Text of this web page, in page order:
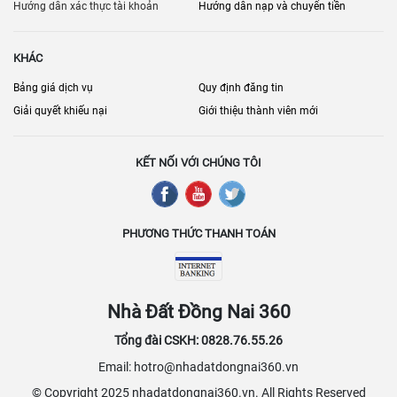
phát triển mạnh mẽ với sự xuất hiện của nhiều dự án mới, mang lại
cao chất lượng và cập nhật các tiện ích mới để đáp ứng tốt hơn các
được xem là điểm đến hấp dẫn cho các hoạt động sản xuất và kinh
doanh trong khu vực phía Nam.
Hướng dẫn xác thực tài khoản
Hướng dẫn nạp và chuyển tiền
KHÁC
Bảng giá dịch vụ
Quy định đăng tin
Giải quyết khiếu nại
Giới thiệu thành viên mới
KẾT NỐI VỚI CHÚNG TÔI
PHƯƠNG THỨC THANH TOÁN
Nhà Đất Đồng Nai 360
Tổng đài CSKH: 0828.76.55.26
Email: hotro@nhadatdongnai360.vn
© Copyright 2025 nhadatdongnai360.vn. All Rights Reserved